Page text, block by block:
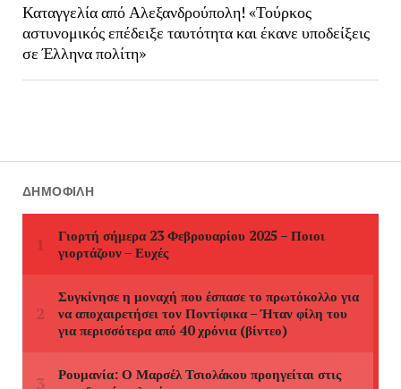
Καταγγελία από Αλεξανδρούπολη! «Τούρκος
αστυνομικός επέδειξε ταυτότητα και έκανε υποδείξεις
σε Έλληνα πολίτη»
ΔΗΜΟΦΙΛΉ